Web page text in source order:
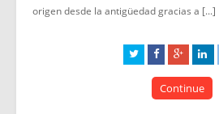
origen desde la antigüedad gracias a [...]
Continue